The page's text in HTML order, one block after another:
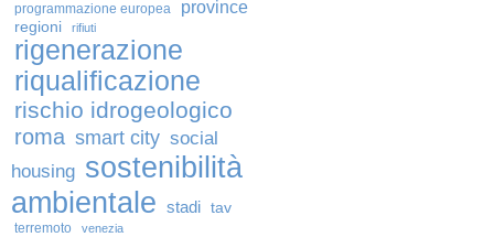
programmazione europea province
regioni rifiuti
rigenerazione
riqualificazione
rischio idrogeologico
roma smart city social
housing sostenibilità
ambientale stadi tav
terremoto venezia